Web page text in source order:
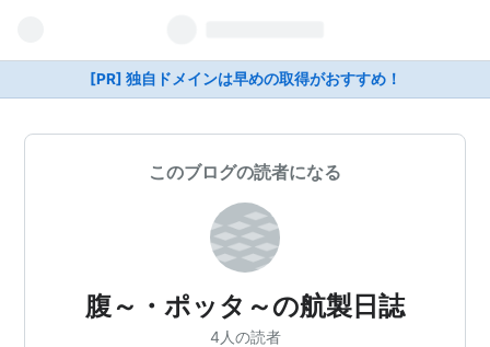
[PR] 独自ドメインは早めの取得がおすすめ！
このブログの読者になる
腹～・ポッタ～の航製日誌
4人の読者